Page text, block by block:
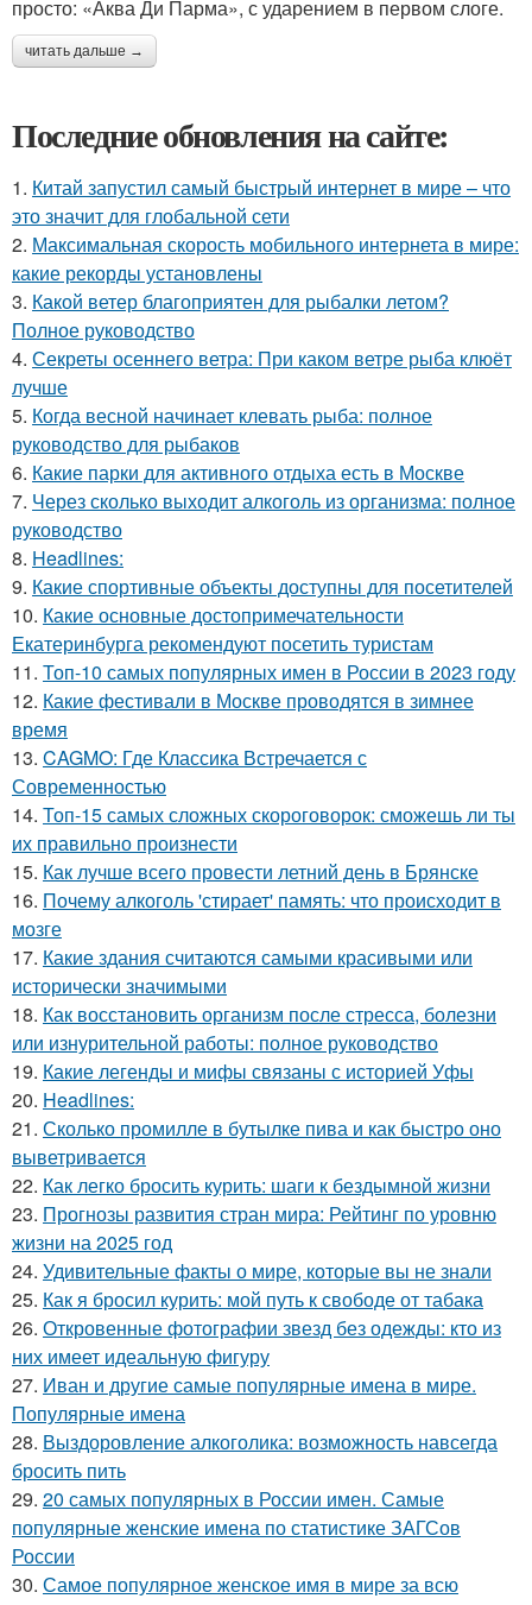
просто: «Аква Ди Парма», с ударением в первом слоге.
читать дальше →
Последние обновления на сайте:
1. Китай запустил самый быстрый интернет в мире – что
это значит для глобальной сети
2. Максимальная скорость мобильного интернета в мире:
какие рекорды установлены
3. Какой ветер благоприятен для рыбалки летом?
Полное руководство
4. Секреты осеннего ветра: При каком ветре рыба клюёт
лучше
5. Когда весной начинает клевать рыба: полное
руководство для рыбаков
6. Какие парки для активного отдыха есть в Москве
7. Через сколько выходит алкоголь из организма: полное
руководство
8. Headlines:
9. Какие спортивные объекты доступны для посетителей
10. Какие основные достопримечательности
Екатеринбурга рекомендуют посетить туристам
11. Топ-10 самых популярных имен в России в 2023 году
12. Какие фестивали в Москве проводятся в зимнее
время
13. CAGMO: Где Классика Встречается с
Современностью
14. Топ-15 самых сложных скороговорок: сможешь ли ты
их правильно произнести
15. Как лучше всего провести летний день в Брянске
16. Почему алкоголь 'стирает' память: что происходит в
мозге
17. Какие здания считаются самыми красивыми или
исторически значимыми
18. Как восстановить организм после стресса, болезни
или изнурительной работы: полное руководство
19. Какие легенды и мифы связаны с историей Уфы
20. Headlines:
21. Сколько промилле в бутылке пива и как быстро оно
выветривается
22. Как легко бросить курить: шаги к бездымной жизни
23. Прогнозы развития стран мира: Рейтинг по уровню
жизни на 2025 год
24. Удивительные факты о мире, которые вы не знали
25. Как я бросил курить: мой путь к свободе от табака
26. Откровенные фотографии звезд без одежды: кто из
них имеет идеальную фигуру
27. Иван и другие самые популярные имена в мире.
Популярные имена
28. Выздоровление алкоголика: возможность навсегда
бросить пить
29. 20 самых популярных в России имен. Самые
популярные женские имена по статистике ЗАГСов
России
30. Самое популярное женское имя в мире за всю